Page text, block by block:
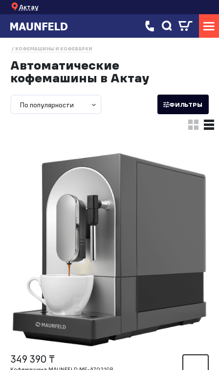
Актау
КОФЕМАШИНЫ И КОФЕВАРКИ
Автоматические
кофемашины в Актау
По популярности ФИЛЬТРЫ
349 390 ₸